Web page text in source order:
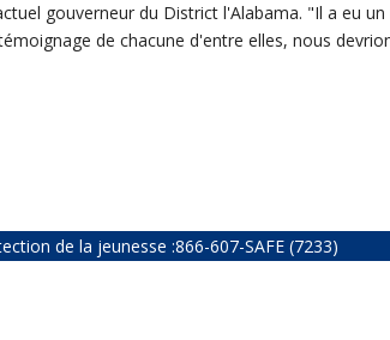
gouverneur du District l'Alabama. "Il a eu
de chacune d'entre elles, nous
de la jeunesse :866-607-SAFE (7233)